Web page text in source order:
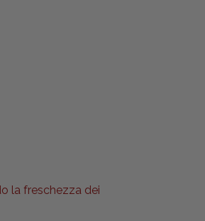
la freschezza dei